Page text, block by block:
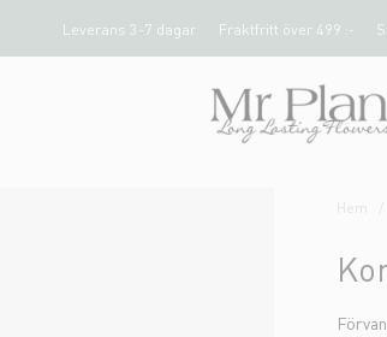
Leverans 3-7 dagar Fraktfritt över 499 :-
Hem